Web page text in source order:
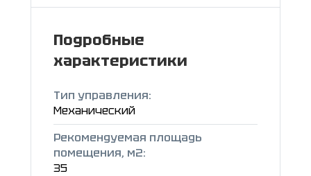
Подробные
характеристики
Тип управления:
Механический
Рекомендуемая площадь
помещения, м2:
35